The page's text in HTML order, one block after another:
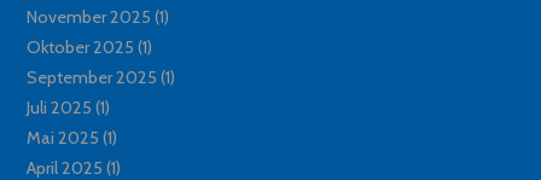
November 2025 (1)
Oktober 2025 (1)
September 2025 (1)
Juli 2025 (1)
Mai 2025 (1)
April 2025 (1)